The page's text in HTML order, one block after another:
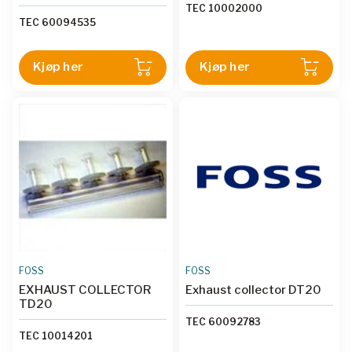
TEC 60094535
Kjøp her
TEC 10002000
Kjøp her
FOSS
EXHAUST COLLECTOR
TD20
TEC 10014201
FOSS
Exhaust collector DT20
TEC 60092783